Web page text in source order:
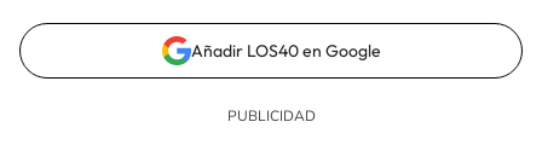
Añadir LOS40 en Google